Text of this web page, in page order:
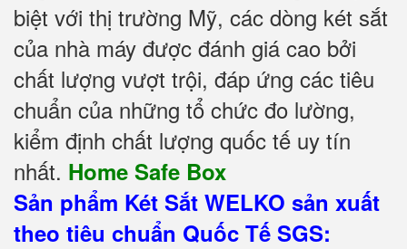
biệt với thị trường Mỹ, các dòng két sắt
của nhà máy được đánh giá cao bởi
chất lượng vượt trội, đáp ứng các tiêu
chuẩn của những tổ chức đo lường,
kiểm định chất lượng quốc tế uy tín
nhất. Home Safe Box
Sản phẩm Két Sắt WELKO sản xuất
theo tiêu chuẩn Quốc Tế SGS: